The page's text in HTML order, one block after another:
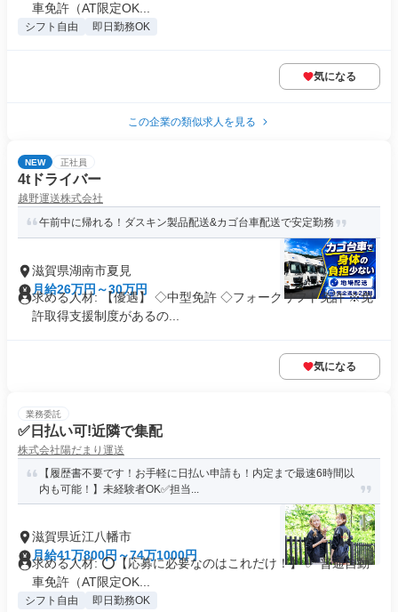
車免許（AT限定OK...
シフト自由 即日勤務OK
気になる
この企業の類似求人を見る
NEW 正社員
4tドライバー
越野運送株式会社
午前中に帰れる！ダスキン製品配送&カゴ台車配送で安定勤務
滋賀県湖南市夏見
月給26万円～30万円
求める人材: 【優遇】 ◇中型免許 ◇フォークリフト免許 ※免
許取得支援制度があるの...
気になる
業務委託
✅日払い可!近隣で集配
株式会社陽だまり運送
【履歴書不要です！お手軽に日払い申請も！内定まで最速6時間以
内も可能！】未経験者OK✅担当...
滋賀県近江八幡市
月給41万800円～74万1000円
求める人材: ⭕️【応募に必要なのはこれだけ！】 ✅ 普通自動
車免許（AT限定OK...
シフト自由 即日勤務OK